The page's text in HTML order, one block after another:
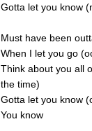
Gotta let you know (
Must have been
When I let you go (
Think about you all
the time)
Gotta let you know (
You know